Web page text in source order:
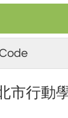
市行動